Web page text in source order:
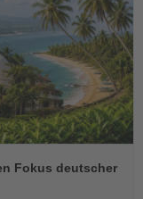
Fokus deutscher